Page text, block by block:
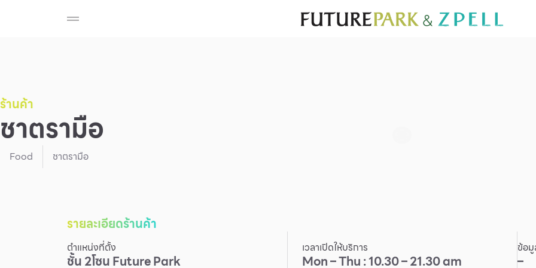
สำหรับนักท่องเที่ยว มีอะไรใหม่ แผนผังร้านค้า
Furniture
ร้านค้า
ชาตรามือ
Food ชาตรามือ
รายละเอียดร้านค้า
ตำแหน่งที่ตั้ง
ชั้น2โซนFuture Park
เวลาเปิดให้บริการ
Mon – Thu : 10.30 – 21.30 am
ข้อ
–